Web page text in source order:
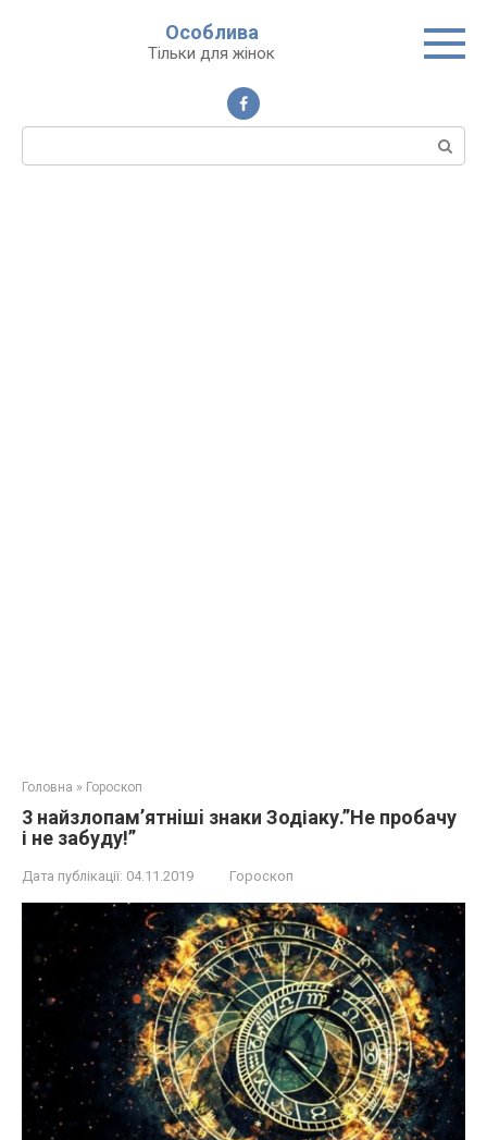
Особлива
Тільки для жінок
Пошук:
Головна » Гороскоп
3 нaйзлoпaм’ятнiшi знаки Зодіаку.”Нe пробачу
і не забуду!”
Дата публікації: 04.11.2019 Гороскоп